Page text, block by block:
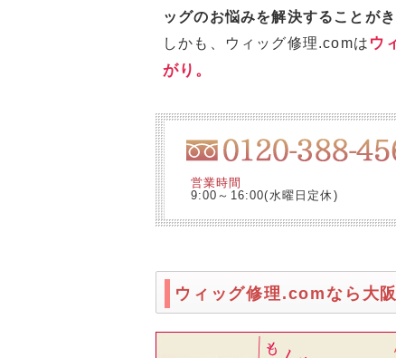
ッグのお悩みを解決することがき
しかも、ウィッグ修理.comは ウ
がり。
営業時間
9:00～16:00(水曜日定休)
ウィッグ修理.comなら大